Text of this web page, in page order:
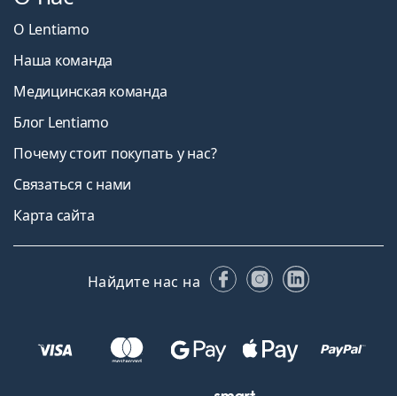
О Lentiamo
Наша команда
Медицинская команда
Блог Lentiamo
Почему стоит покупать у нас?
Связаться с нами
Карта сайта
Найдите нас на FacebookInstagram
LinkedIn